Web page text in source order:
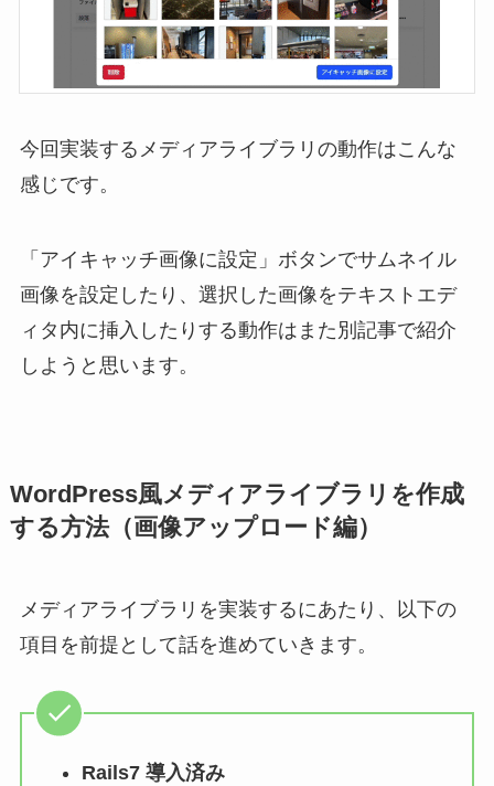
今回実装するメディアライブラリの動作はこんな
感じです。
「アイキャッチ画像に設定」ボタンでサムネイル
画像を設定したり、選択した画像をテキストエデ
ィタ内に挿入したりする動作はまた別記事で紹介
しようと思います。
WordPress風メディアライブラリを作成
する方法（画像アップロード編）
メディアライブラリを実装するにあたり、以下の
項目を前提として話を進めていきます。
Rails7 導入済み